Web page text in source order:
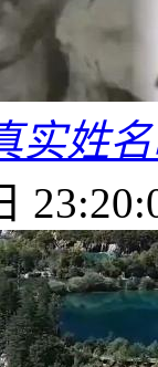
实姓